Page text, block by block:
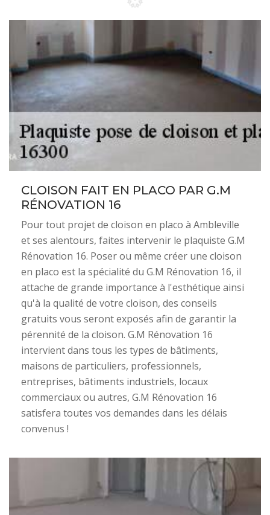
CLOISON FAIT EN PLACO PAR G.M
RÉNOVATION 16
Pour tout projet de cloison en placo à Ambleville
et ses alentours, faites intervenir le plaquiste G.M
Rénovation 16. Poser ou même créer une cloison
en placo est la spécialité du G.M Rénovation 16, il
attache de grande importance à l'esthétique ainsi
qu'à la qualité de votre cloison, des conseils
gratuits vous seront exposés afin de garantir la
pérennité de la cloison. G.M Rénovation 16
intervient dans tous les types de bâtiments,
maisons de particuliers, professionnels,
entreprises, bâtiments industriels, locaux
commerciaux ou autres, G.M Rénovation 16
satisfera toutes vos demandes dans les délais
convenus !